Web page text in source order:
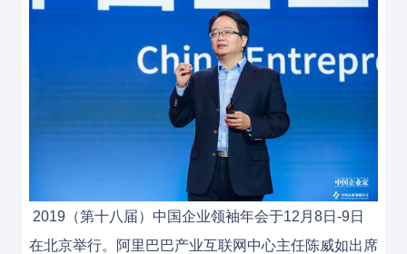
2019（第十八届）中国企业领袖年会于12月8日-9日
在北京举行。阿里巴巴产业互联网中心主任陈威如出席